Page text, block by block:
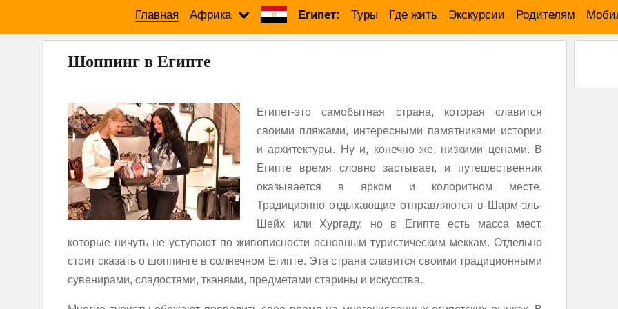
Главная Африка Египет: Туры Где жить Экскурсии Родителям
Шоппинг в Египте
Египет-это самобытная страна, которая славится
своими пляжами, интересными памятниками истории
и архитектуры. Ну и, конечно же, низкими ценами. В
Египте время словно застывает, и путешественник
оказывается в ярком и колоритном месте.
Традиционно отдыхающие отправляются в Шарм-эль-
Шейх или Хургаду, но в Египте есть масса мест,
которые ничуть не уступают по живописности основным туристическим меккам. Отдельно
стоит сказать о шоппинге в солнечном Египте. Эта страна славится своими традиционными
сувенирами, сладостями, тканями, предметами старины и искусства.